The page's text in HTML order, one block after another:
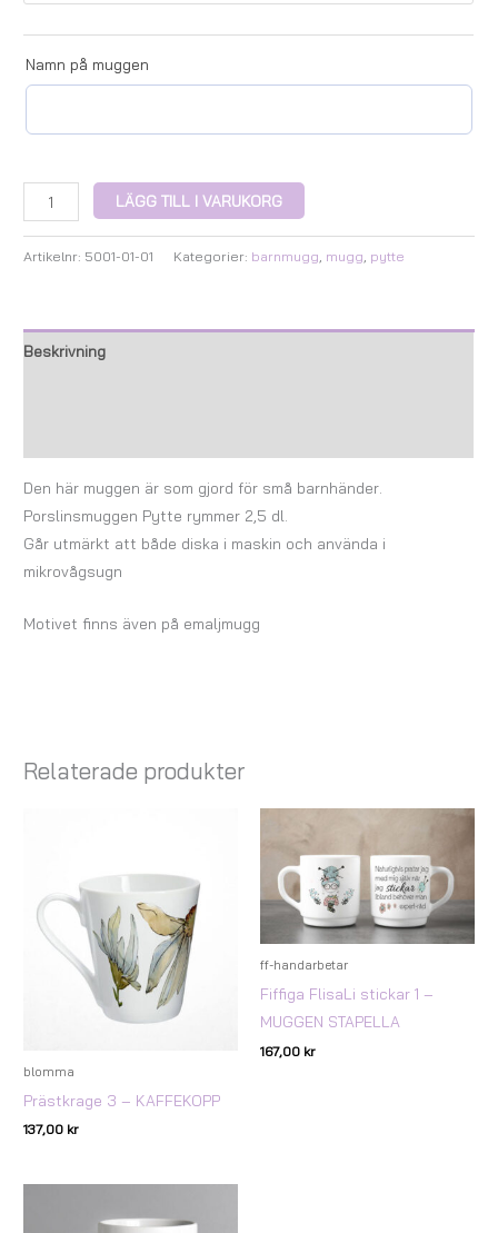
Namn på muggen
LÄGG TILL I VARUKORG
Artikelnr: 5001-01-01 Kategorier: barnmugg mugg pytte
Beskrivning
Den här muggen är som gjord för små barnhänder.
Porslinsmuggen Pytte rymmer 2,5 dl.
Går utmärkt att både diska i maskin och använda i
mikrovågsugn
Motivet finns även på emaljmugg
Relaterade produkter
blomma
Prästkrage 3 – KAFFEKOPP
137,00 kr
ff-handarbetar
Fiffiga FlisaLi stickar 1 –
MUGGEN STAPELLA
167,00 kr